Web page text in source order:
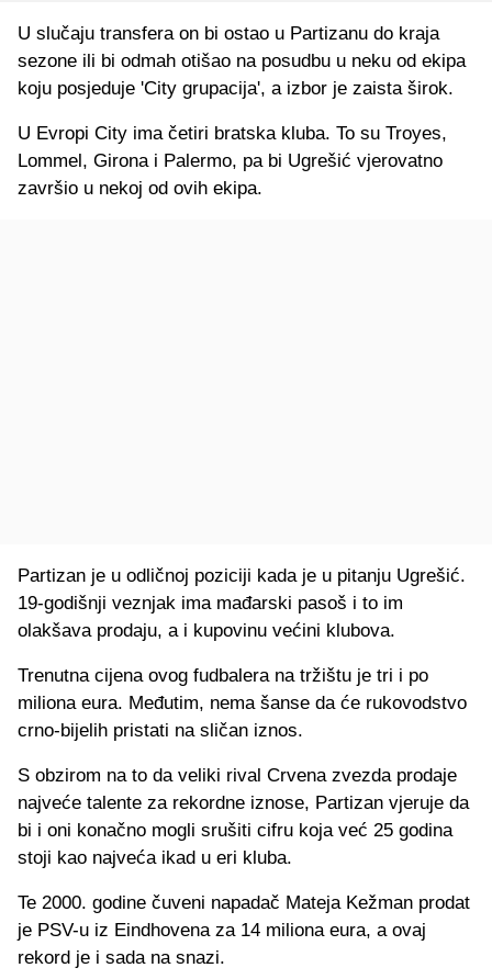
U slučaju transfera on bi ostao u Partizanu do kraja
sezone ili bi odmah otišao na posudbu u neku od ekipa
koju posjeduje 'City grupacija', a izbor je zaista širok.
U Evropi City ima četiri bratska kluba. To su Troyes,
Lommel, Girona i Palermo, pa bi Ugrešić vjerovatno
završio u nekoj od ovih ekipa.
Partizan je u odličnoj poziciji kada je u pitanju Ugrešić.
19-godišnji veznjak ima mađarski pasoš i to im
olakšava prodaju, a i kupovinu većini klubova.
Trenutna cijena ovog fudbalera na tržištu je tri i po
miliona eura. Međutim, nema šanse da će rukovodstvo
crno-bijelih pristati na sličan iznos.
S obzirom na to da veliki rival Crvena zvezda prodaje
najveće talente za rekordne iznose, Partizan vjeruje da
bi i oni konačno mogli srušiti cifru koja već 25 godina
stoji kao najveća ikad u eri kluba.
Te 2000. godine čuveni napadač Mateja Kežman prodat
je PSV-u iz Eindhovena za 14 miliona eura, a ovaj
rekord je i sada na snazi.